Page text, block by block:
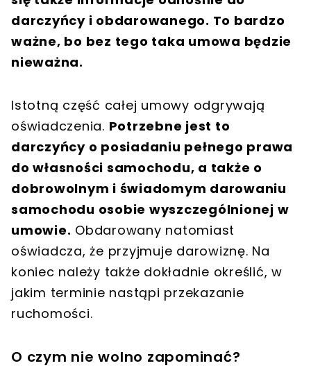
darczyńcy i obdarowanego. To bardzo
ważne, bo bez tego taka umowa będzie
nieważna.
Istotną część całej umowy odgrywają
oświadczenia. Potrzebne jest to
darczyńcy o posiadaniu pełnego prawa
do własności samochodu, a także o
dobrowolnym i świadomym darowaniu
samochodu osobie wyszczególnionej w
umowie. Obdarowany natomiast
oświadcza, że przyjmuje darowiznę. Na
koniec należy także dokładnie określić, w
jakim terminie nastąpi przekazanie
ruchomości.
O czym nie wolno zapominać?